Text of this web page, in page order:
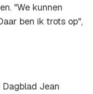
"We kunnen
ben ik trots op",
Jean